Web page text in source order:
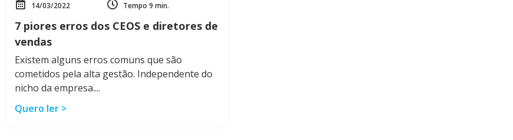
14/03/2022 Tempo 9 min.
7 piores erros dos CEOS e diretores de
vendas
Existem alguns erros comuns que são
cometidos pela alta gestão. Independente do
nicho da empresa....
Quero ler >